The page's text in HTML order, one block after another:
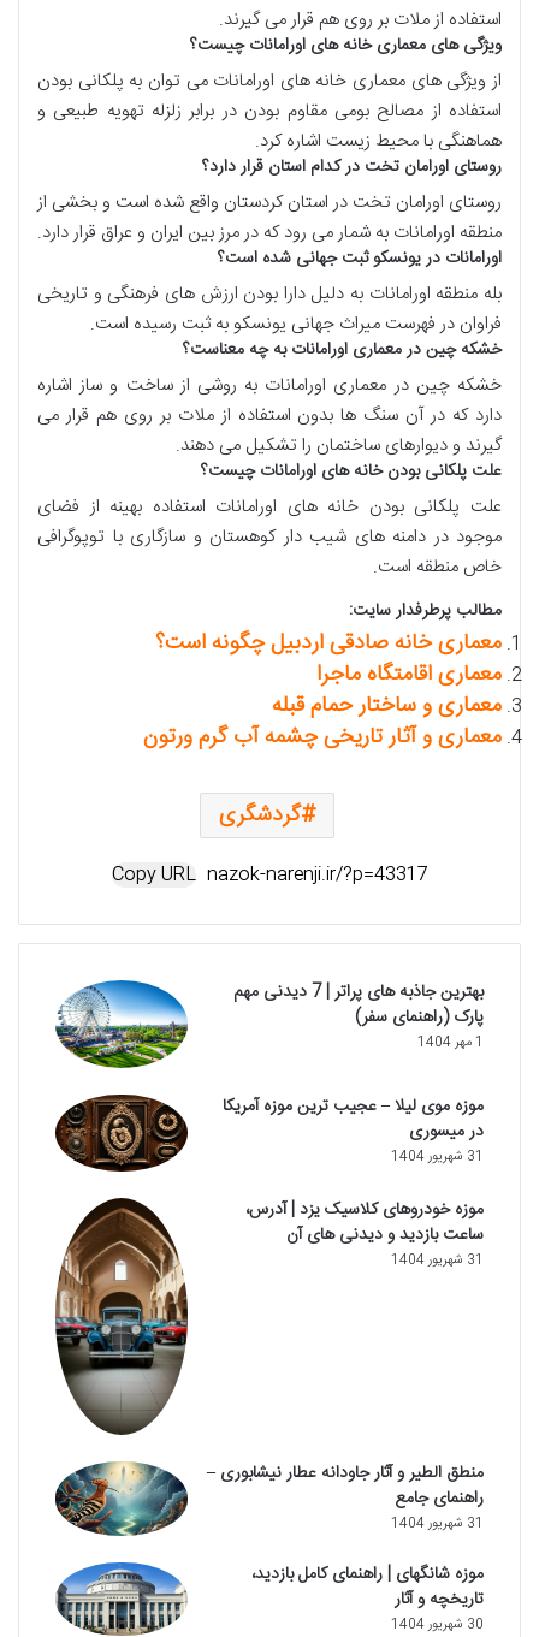
استفاده از ملات بر روی هم قرار می گیرند.
ویژگی های معماری خانه های اورامانات چیست؟
از ویژگی های معماری خانه های اورامانات می توان به پلکانی بودن
استفاده از مصالح بومی مقاوم بودن در برابر زلزله تهویه طبیعی و
هماهنگی با محیط زیست اشاره کرد.
روستای اورامان تخت در کدام استان قرار دارد؟
روستای اورامان تخت در استان کردستان واقع شده است و بخشی از
منطقه اورامانات به شمار می رود که در مرز بین ایران و عراق قرار دارد.
اورامانات در یونسکو ثبت جهانی شده است؟
بله منطقه اورامانات به دلیل دارا بودن ارزش های فرهنگی و تاریخی
فراوان در فهرست میراث جهانی یونسکو به ثبت رسیده است.
خشکه چین در معماری اورامانات به چه معناست؟
خشکه چین در معماری اورامانات به روشی از ساخت و ساز اشاره
دارد که در آن سنگ ها بدون استفاده از ملات بر روی هم قرار می
گیرند و دیوارهای ساختمان را تشکیل می دهند.
علت پلکانی بودن خانه های اورامانات چیست؟
علت پلکانی بودن خانه های اورامانات استفاده بهینه از فضای
موجود در دامنه های شیب دار کوهستان و سازگاری با توپوگرافی
خاص منطقه است.
مطالب پرطرفدار سایت:
معماری خانه صادقی اردبیل چگونه است؟
معماری اقامتگاه ماجرا
معماری و ساختار حمام قبله
معماری و آثار تاریخی چشمه آب گرم ورتون
گردشگری
Copy URL
بهترین جاذبه های پراتر | 7 دیدنی مهم
پارک (راهنمای سفر)
1 مهر 1404
موزه موی لیلا – عجیب ترین موزه آمریکا
در میسوری
31 شهریور 1404
موزه خودروهای کلاسیک یزد | آدرس،
ساعت بازدید و دیدنی های آن
31 شهریور 1404
منطق الطیر و آثار جاودانه عطار نیشابوری –
راهنمای جامع
31 شهریور 1404
موزه شانگهای | راهنمای کامل بازدید،
تاریخچه و آثار
30 شهریور 1404